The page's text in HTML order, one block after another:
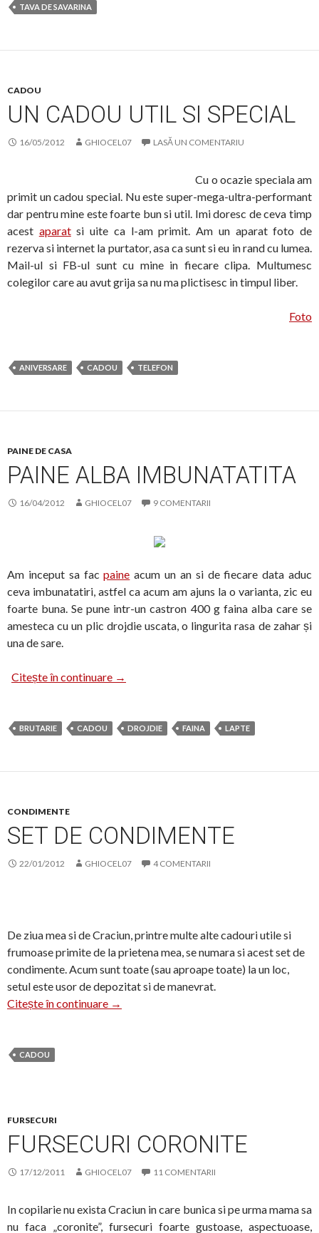
TAVA DE SAVARINA
CADOU
UN CADOU UTIL SI SPECIAL
16/05/2012 GHIOCEL07 LASĂ UN COMENTARIU
Cu o ocazie speciala am
primit un cadou special. Nu este super-mega-ultra-performant
dar pentru mine este foarte bun si util. Imi doresc de ceva timp
acest aparatsi uite ca l-am primit. Am un aparat foto de
rezerva si internet la purtator, asa ca sunt si eu in rand cu lumea.
Mail-ul si FB-ul sunt cu mine in fiecare clipa. Multumesc
colegilor care au avut grija sa nu ma plictisesc in timpul liber.
Foto
ANIVERSARE CADOU TELEFON
PAINE DE CASA
PAINE ALBA IMBUNATATITA
16/04/2012 GHIOCEL07 9 COMENTARII
Am inceput sa facpaine acum un an si de fiecare data aduc
ceva imbunatatiri, astfel ca acum am ajuns la o varianta, zic eu
foarte buna. Se pune intr-un castron 400 g faina alba care se
amesteca cu un plic drojdie uscata, o lingurita rasa de zahar și
una de sare.
Citește în continuare Paine alba imbunatatita
→
BRUTARIE CADOU DROJDIE FAINA LAPTE
CONDIMENTE
SET DE CONDIMENTE
22/01/2012 GHIOCEL07 4 COMENTARII
De ziua mea si de Craciun, printre multe alte cadouri utile si
frumoase primite de la prietena mea, se numara si acest set de
condimente. Acum sunt toate (sau aproape toate) la un loc,
setul este usor de depozitat si de manevrat.
Citește în continuare Set de condimente
→
CADOU
FURSECURI
FURSECURI CORONITE
17/12/2011 GHIOCEL07 11 COMENTARII
In copilarie nu exista Craciun in care bunica si pe urma mama sa
nu faca „coronite”, fursecuri foarte gustoase, aspectuoase,